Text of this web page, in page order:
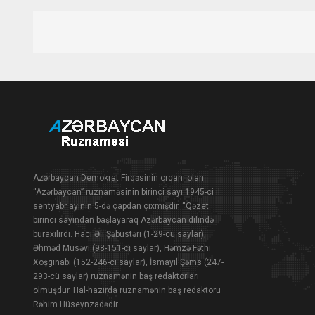
Azərbaycan Demokrat Firqəsinin orqanı olan
“Azərbaycan” ruznaməsinin birinci sayı 1945-ci il
sentyabr ayının 5-də çapdan çıxmışdır. “Qəzet
birinci sayından başlayaraq Azərbaycan dilində
buraxılırdı. Hacı Əli Şəbüstəri (1-29-cu saylar),
Əhməd Müsəvi (98-151-ci saylar), Həmzə Fəthi
Xoşginabi (152-246-cı saylar), İsmayıl Şəms (247-
293-cü saylar) ruznamənin baş redaktorları
olmuşdur. Hal-hazırda ruznamənin baş redaktoru
Rəhim Hüseynzadədir.